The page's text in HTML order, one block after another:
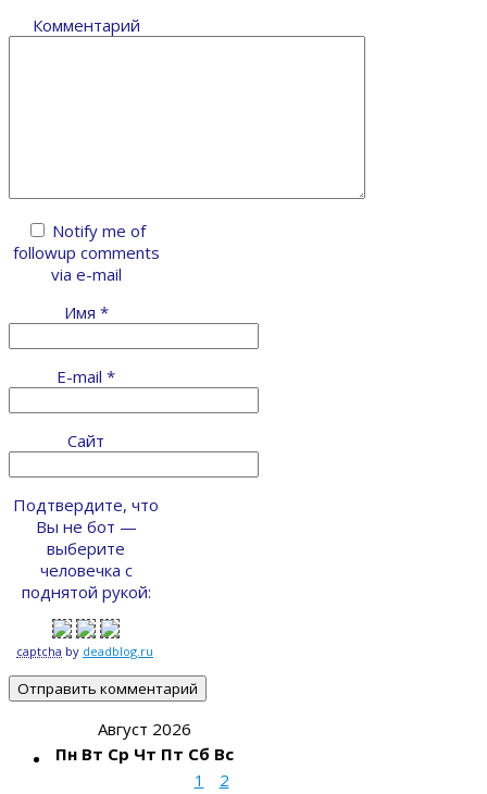
Комментарий
Notify me of
followup comments
via e-mail
Имя *
E-mail *
Сайт
Подтвердите, что
Вы не бот —
выберите
человечка с
поднятой рукой:
captcha by deadblog.ru
Август 2026
Пн Вт Ср Чт Пт Сб Вс
1
2